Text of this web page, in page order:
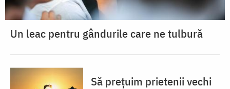
Un leac pentru gândurile care ne tulbură
Să prețuim prietenii vechi